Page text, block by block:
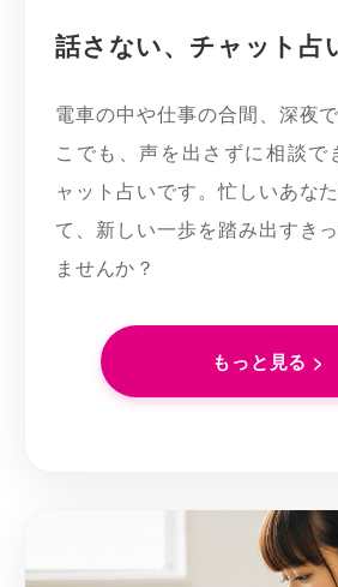
話さない、チャット占
電車の中や仕事の合間、深夜
こでも、声を出さずに相談で
ャット占いです。忙しいあな
て、新しい一歩を踏み出すき
ませんか？
もっと見る >